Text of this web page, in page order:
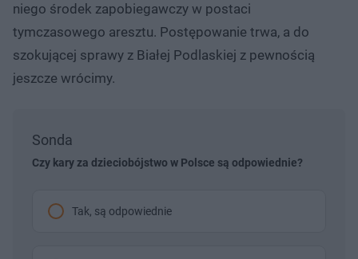
niego środek zapobiegawczy w postaci
tymczasowego aresztu. Postępowanie trwa, a do
szokującej sprawy z Białej Podlaskiej z pewnością
jeszcze wrócimy.
Sonda
Czy kary za dzieciobójstwo w Polsce są odpowiednie?
Tak, są odpowiednie